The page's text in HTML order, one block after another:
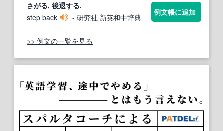
さがる, 後退する.
step back
- 研究社 新英和中辞典
例文帳に追加
>> 例文の一覧を見る